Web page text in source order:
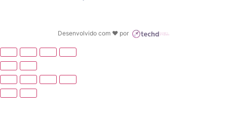
Desenvolvido com ♥ por